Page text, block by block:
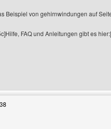
Beispiel von gehirnwindungen auf
FAQ und Anleitungen gibt es
besuchen: Fritz